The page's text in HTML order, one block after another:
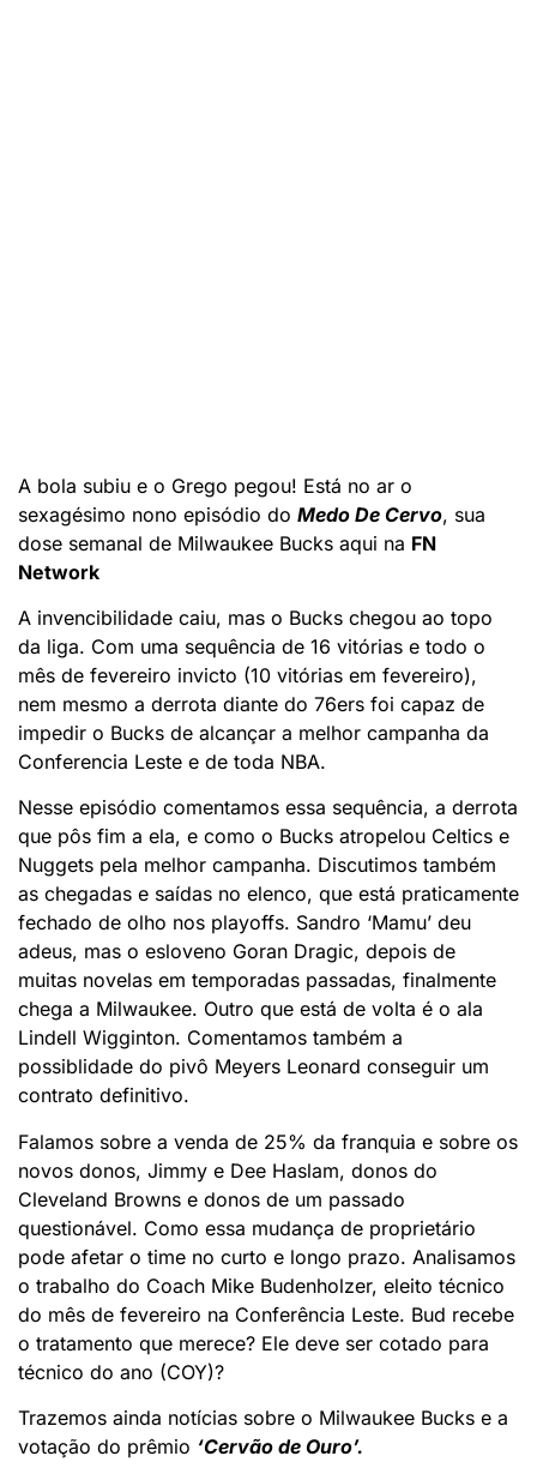
A bola subiu e o Grego pegou! Está no ar o
sexagésimo nono episódio do Medo De Cervo, sua
dose semanal de Milwaukee Bucks aqui na FN
Network
A invencibilidade caiu, mas o Bucks chegou ao topo
da liga. Com uma sequência de 16 vitórias e todo o
mês de fevereiro invicto (10 vitórias em fevereiro),
nem mesmo a derrota diante do 76ers foi capaz de
impedir o Bucks de alcançar a melhor campanha da
Conferencia Leste e de toda NBA.
Nesse episódio comentamos essa sequência, a derrota
que pôs fim a ela, e como o Bucks atropelou Celtics e
Nuggets pela melhor campanha. Discutimos também
as chegadas e saídas no elenco, que está praticamente
fechado de olho nos playoffs. Sandro ‘Mamu’ deu
adeus, mas o esloveno Goran Dragic, depois de
muitas novelas em temporadas passadas, finalmente
chega a Milwaukee. Outro que está de volta é o ala
Lindell Wigginton. Comentamos também a
possiblidade do pivô Meyers Leonard conseguir um
contrato definitivo.
Falamos sobre a venda de 25% da franquia e sobre os
novos donos, Jimmy e Dee Haslam, donos do
Cleveland Browns e donos de um passado
questionável. Como essa mudança de proprietário
pode afetar o time no curto e longo prazo. Analisamos
o trabalho do Coach Mike Budenholzer, eleito técnico
do mês de fevereiro na Conferência Leste. Bud recebe
o tratamento que merece? Ele deve ser cotado para
técnico do ano (COY)?
Trazemos ainda notícias sobre o Milwaukee Bucks e a
votação do prêmio ‘Cervão de Ouro’.